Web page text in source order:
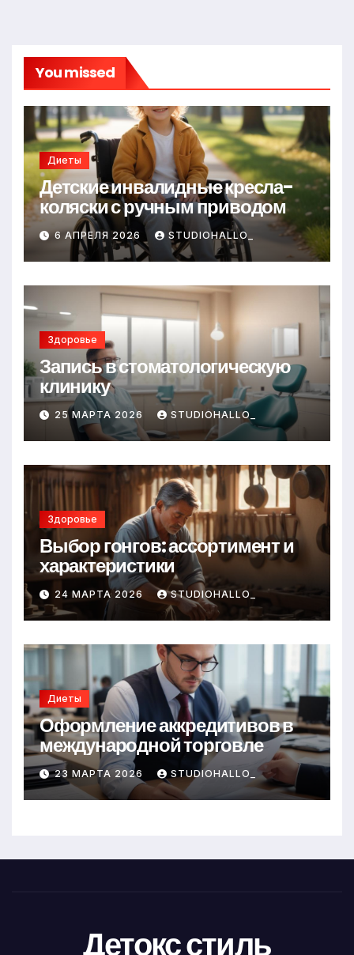
You missed
Диеты
Детские инвалидные кресла-
коляски с ручным приводом
6 АПРЕЛЯ 2026 STUDIOHALLO_
Здоровье
Запись в стоматологическую
клинику
25 МАРТА 2026 STUDIOHALLO_
Здоровье
Выбор гонгов: ассортимент и
характеристики
24 МАРТА 2026 STUDIOHALLO_
Диеты
Оформление аккредитивов в
международной торговле
23 МАРТА 2026 STUDIOHALLO_
Детокс стиль